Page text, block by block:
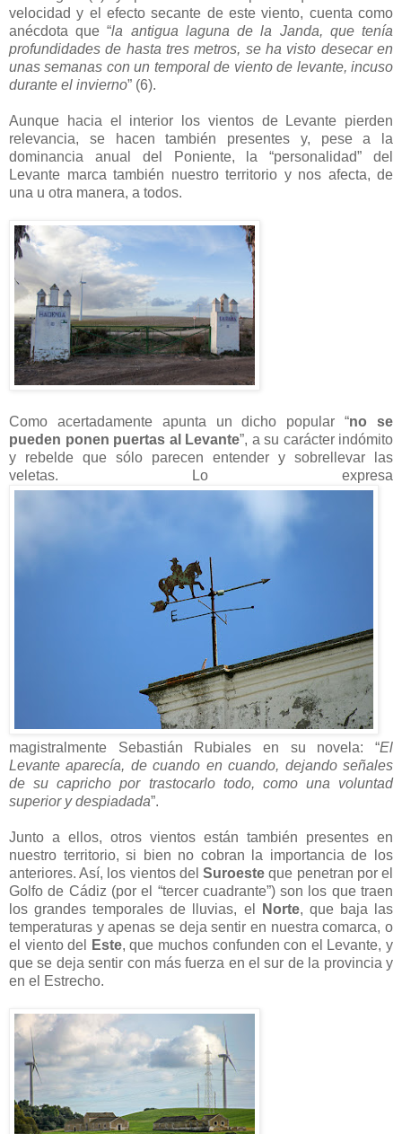
velocidad y el efecto secante de este viento, cuenta como
anécdota que “la antigua laguna de la Janda, que tenía
profundidades de hasta tres metros, se ha visto desecar en
unas semanas con un temporal de viento de levante, incuso
durante el invierno” (6).
Aunque hacia el interior los vientos de Levante pierden
relevancia, se hacen también presentes y, pese a la
dominancia anual del Poniente, la “personalidad” del
Levante marca también nuestro territorio y nos afecta, de
una u otra manera, a todos.
Como acertadamente apunta un dicho popular “no se
pueden ponen puertas al Levante”, a su carácter indómito
y rebelde que sólo parecen entender y sobrellevar las
veletas. Lo expresa
magistralmente Sebastián Rubiales en su novela: “El
Levante aparecía, de cuando en cuando, dejando señales
de su capricho por trastocarlo todo, como una voluntad
superior y despiadada”.
Junto a ellos, otros vientos están también presentes en
nuestro territorio, si bien no cobran la importancia de los
anteriores. Así, los vientos delSuroeste que penetran por el
Golfo de Cádiz (por el “tercer cuadrante”) son los que traen
los grandes temporales de lluvias, el
Norte, que baja las
temperaturas y apenas se deja sentir en nuestra comarca, o
el viento del
Este, que muchos confunden con el Levante, y
que se deja sentir con más fuerza en el sur de la provincia y
en el Estrecho.